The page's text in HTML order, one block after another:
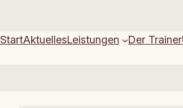
StartAktuellesLeistungen Der Trainer